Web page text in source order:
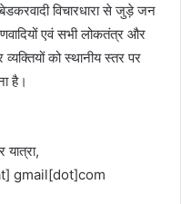
विचारधारा से जुड़े जन
एवं सभी लोकतंत्र और
को स्थानीय स्तर पर
है।
यात्रा,
gmail[dot]com